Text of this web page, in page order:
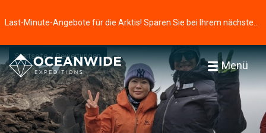
Menü
Startseite Bewertungen